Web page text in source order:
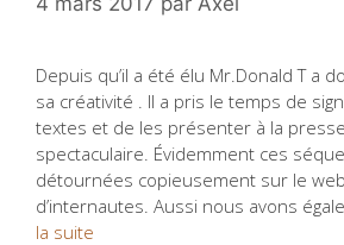
Depuis qu’il a été élu Mr.Donald T a
sa créativité . Il a pris le temps de
textes et de les présenter à la
spectaculaire. Évidemment ces
détournées copieusement sur le
d’internautes. Aussi nous avons
la suite